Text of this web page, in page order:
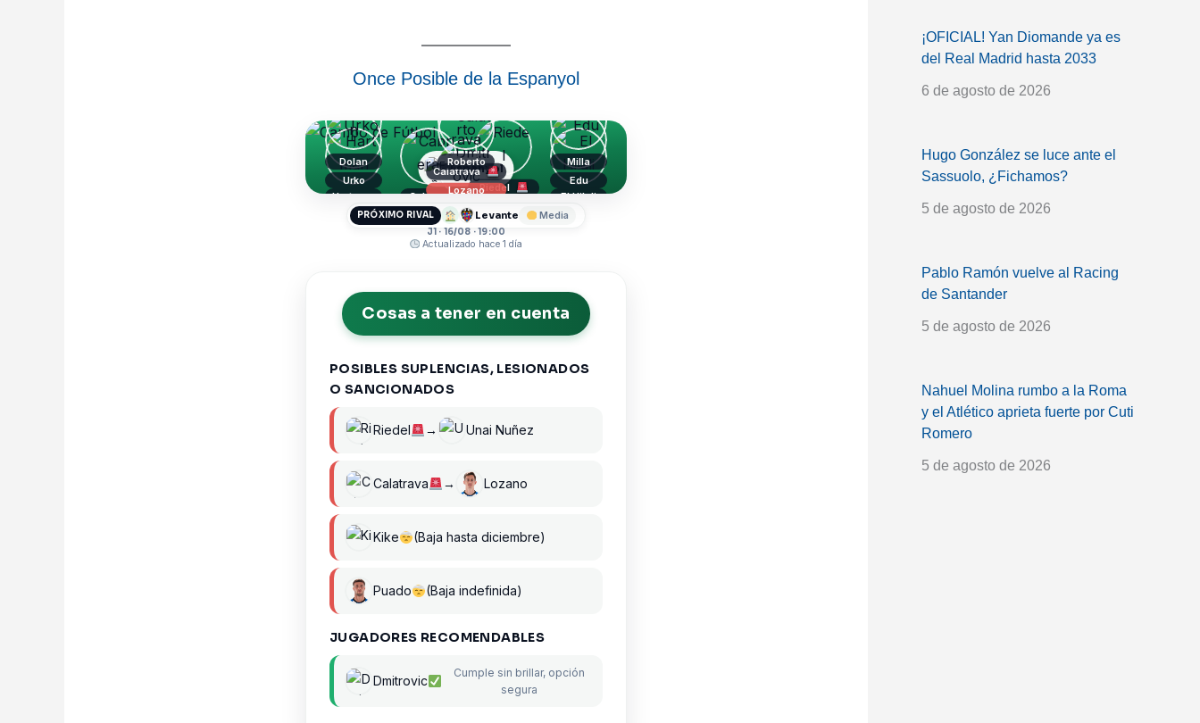
Once Posible de la Espanyol
Dmitrovic
Hartman Cabrera
Riedel
El Hilali
Urko
Calatrava
Lozano
Edu
Dolan Roberto Milla
Espanyol
PRÓXIMO RIVAL Levante Media
J1 · 16/08 · 19:00
Actualizado hace 1 día
Cosas a tener en cuenta
POSIBLES SUPLENCIAS, LESIONADOS
O SANCIONADOS
Riedel → Unai Nuñez
Calatrava → Lozano
Kike (Baja hasta diciembre)
Puado (Baja indefinida)
JUGADORES RECOMENDABLES
Dmitrovic
Cumple sin brillar, opción
segura
¡OFICIAL! Yan Diomande ya es
del Real Madrid hasta 2033
6 de agosto de 2026
Hugo González se luce ante el
Sassuolo, ¿Fichamos?
5 de agosto de 2026
Pablo Ramón vuelve al Racing
de Santander
5 de agosto de 2026
Nahuel Molina rumbo a la Roma
y el Atlético aprieta fuerte por Cuti
Romero
5 de agosto de 2026